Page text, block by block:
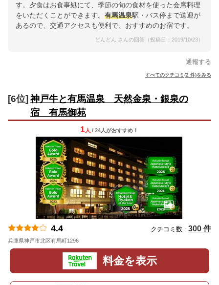
す。夕食はお食事処にて、季節の旬の食材を使った会席料理
をいただくことができます。 有馬温泉駅・バス停まで送迎が
あるので、交通アクセスも便利で、おすすめのお宿です。
どんどん さんの回答（投稿日：2019/10/23）
通報する
すべてのクチコミ(2 件)をみる
[6位] 神戸牛と有馬温泉 天然金泉・銀泉の
宿 有馬御苑
1 人 / 24人がおすすめ！
4.4 クチコミ数 : 300 件
兵庫県神戸市北区有馬町1296
料金を表示